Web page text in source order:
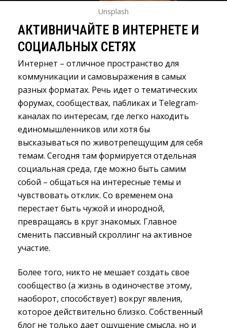
Unsplash
АКТИВНИЧАЙТЕ В ИНТЕРНЕТЕ И
СОЦИАЛЬНЫХ СЕТЯХ
Интернет – отличное пространство для
коммуникации и самовыражения в самых
разных форматах. Речь идет о тематических
форумах, сообществах, пабликах и Telegram-
каналах по интересам, где легко находить
единомышленников или хотя бы
высказываться по животрепещущим для себя
темам. Сегодня там формируется отдельная
социальная среда, где можно быть самим
собой – общаться на интересные темы и
чувствовать отклик. Со временем она
перестает быть чужой и инородной,
превращаясь в круг знакомых. Главное
сменить пассивный скроллинг на активное
участие.
Более того, никто не мешает создать свое
сообщество (а жизнь в одиночестве этому,
наоборот, способствует) вокруг явления,
которое действительно близко. Собственный
блог не только дает ощущение смысла, но и